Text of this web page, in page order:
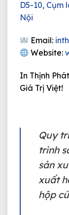
D5-10, Cụm
Nội
Email:
Website:
In Thịnh
Giá Trị Việt!
Quy
trình
sản
xuất
hộp